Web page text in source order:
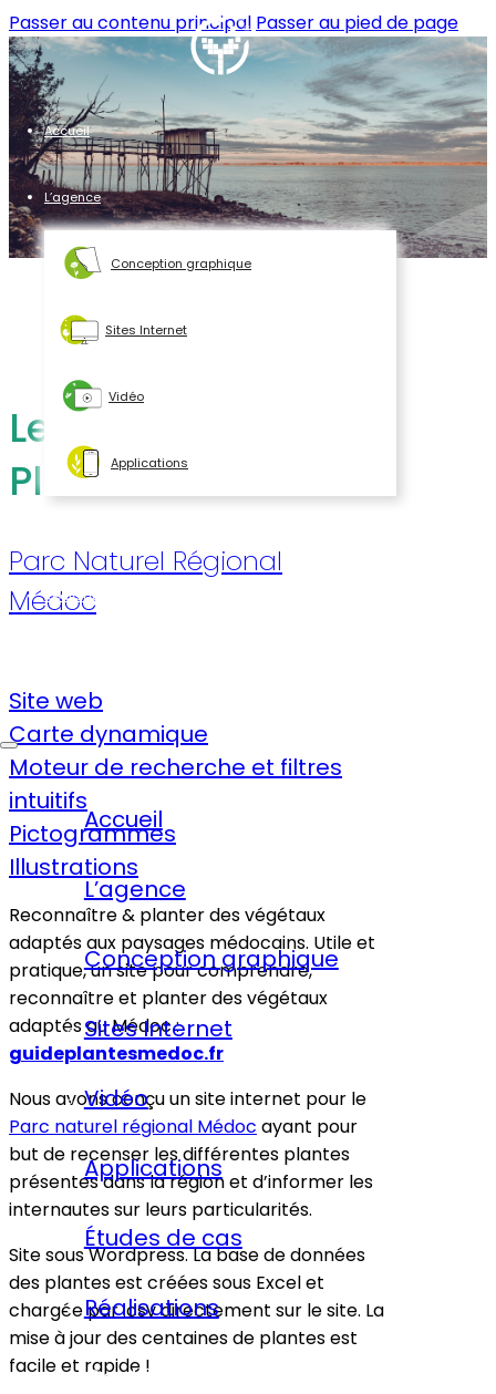
Passer au contenu principal Passer au pied de page
Accueil
L’agence
Conception graphique
Sites Internet
Vidéo
Applications
Réalisations
Accueil
L’agence
Conception graphique
Sites Internet
Vidéo
Applications
Études de cas
Réalisations
Contact
Le Guide des
Plantes
Parc Naturel Régional
Médoc
Site web
Carte dynamique
Moteur de recherche et filtres
intuitifs
Pictogrammes
Illustrations
Reconnaître & planterdes végétaux
adaptés aux paysages médocains. Utile et
pratique, un site pour comprendre,
reconnaître et planter des végétaux
adaptés au Médoc :
guideplantesmedoc.fr
Nous avons conçu un site internet pour le
Parc naturel régional Médoc ayant pour
but de recenser les différentes plantes
présentes dans la région et d’informer les
internautes sur leurs particularités.
Site sous Wordpress. La base de données
des plantes est créées sous Excel et
chargée par .csv directement sur le site. La
mise à jour des centaines de plantes est
facile et rapide !